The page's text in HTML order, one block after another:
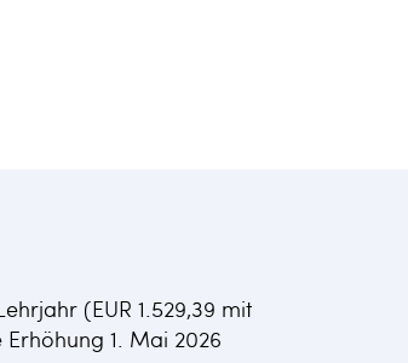
(EUR 1.529,39 mit
1. Mai 2026